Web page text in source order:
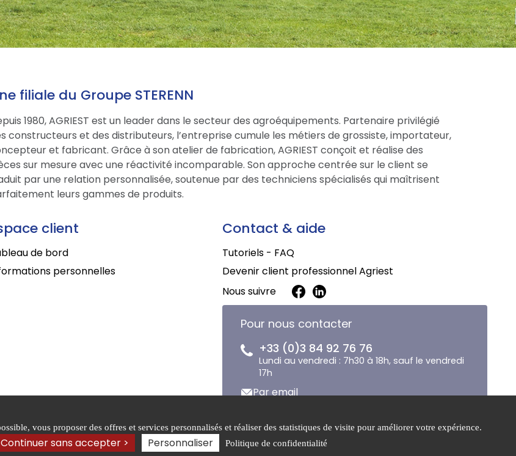
filiale du Groupe STERENN
1980, AGRIEST est un leader dans le secteur des agroéquipements. Partenaire privilégié
constructeurs et des distributeurs, l’entreprise cumule les métiers de grossiste, importateur,
et fabricant. Grâce à son atelier de fabrication, AGRIEST conçoit et réalise des
sur mesure avec une réactivité incomparable. Son approche centrée sur le client se
par une relation personnalisée, soutenue par des techniciens spécialisés qui maîtrisent
leurs gammes de produits.
client
de bord
personnelles
Contact & aide
Tutoriels - FAQ
Devenir client professionnel Agriest
Nous suivre
Pour nous contacter
+33 (0)3 84 92 76 76
Lundi au vendredi : 7h30 à 18h, sauf le vendredi
17h
Par email
de
Mentions
légales
Politique de
confidentialité
Gestion des
vous proposer des offres et services personnalisés et réaliser des statistiques de visite pour améliorer votre expérience.
Continuer sans accepter > Personnaliser Politique de confidentialité